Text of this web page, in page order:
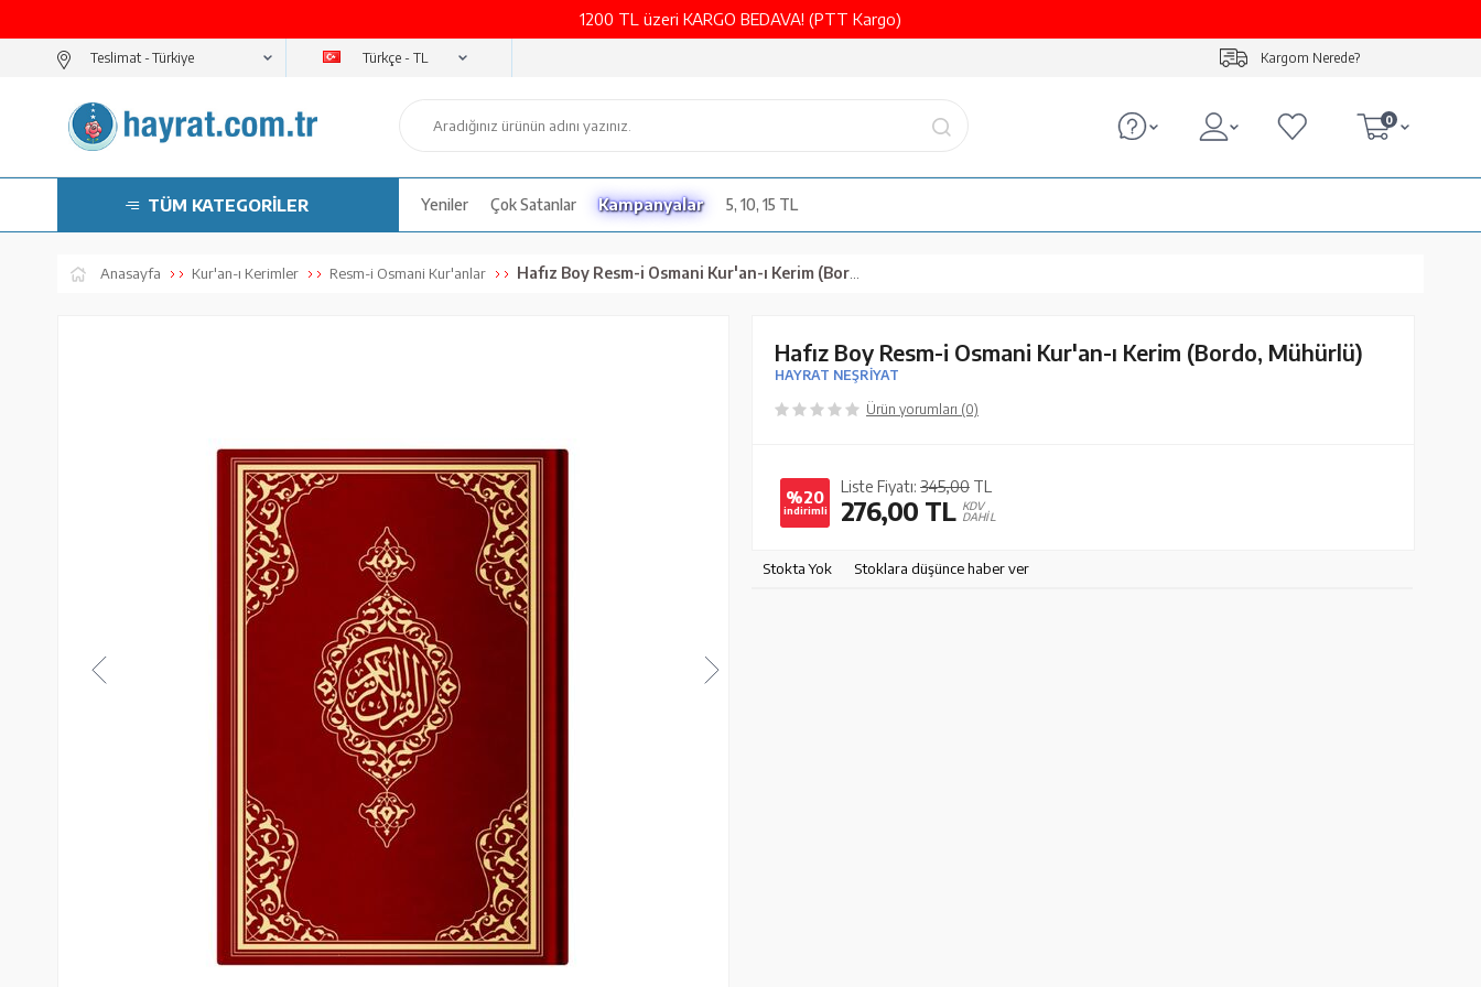
1200 TL üzeri KARGO BEDAVA! (PTT Kargo)
Teslimat - Türkçe - TL Kargom Nerede?
0
TÜM KATEGORİLER Yeniler Çok Satanlar Kampanyalar 5, 10, 15 TL
Anasayfa Kur'an-ı Kerimler Resm-i Osmani Kur'anlar Hafız Boy Resm-i Osmani Kur'an-ı Kerim (Bordo, Mühürlü)
Hafız Boy Resm-i Osmani Kur'an-ı Kerim (Bordo, Mühürlü)
HAYRAT NEŞRİYAT
Ürün yorumları (0)
%20
indirimli
Liste Fiyatı: 345,00 TL
276,00 TL KDV
DAHİL
Stokta Yok Stoklara düşünce haber ver